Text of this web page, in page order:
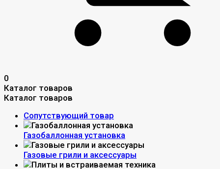
0
Каталог товаров
Каталог товаров
Сопутствующий товар
Газобаллонная установка
Газовые грили и аксессуары